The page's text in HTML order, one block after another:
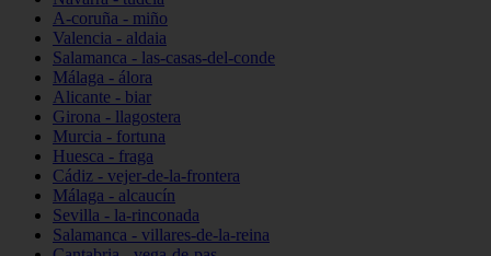
A-coruña - miño
Valencia - aldaia
Salamanca - las-casas-del-conde
Málaga - álora
Alicante - biar
Girona - llagostera
Murcia - fortuna
Huesca - fraga
Cádiz - vejer-de-la-frontera
Málaga - alcaucín
Sevilla - la-rinconada
Salamanca - villares-de-la-reina